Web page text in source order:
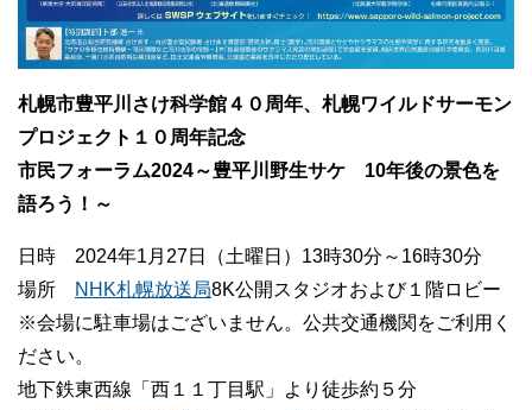
札幌市豊平川さけ科学館４０周年、札幌ワイルドサーモン
プロジェクト１０周年記念
市民フォーラム2024～豊平川野生サケ 10年後の景色を
語ろう！～
日時 2024年1月27日（土曜日）13時30分～16時30分
場所
NHK札幌放送局8K公開スタジオおよび１階ロビー
※会場に駐車場はございません。公共交通機関をご利用く
ださい。
地下鉄東西線「西１１丁目駅」より徒歩約５分